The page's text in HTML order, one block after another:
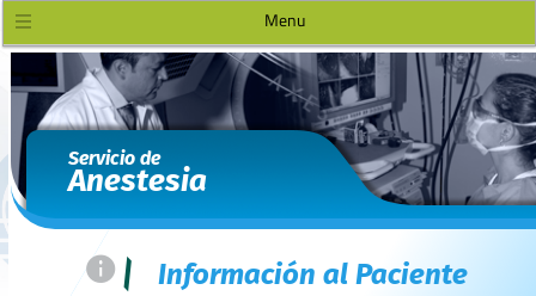
Menu
Servicio de
Anestesia
= | Información al Paciente